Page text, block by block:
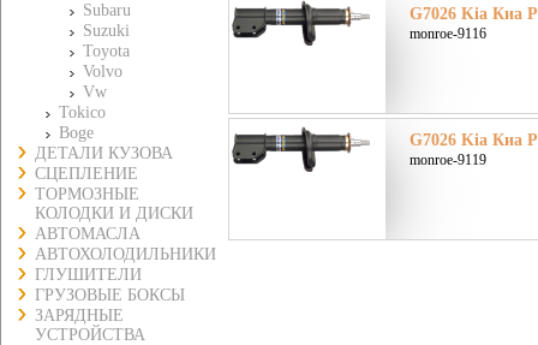
Subaru
Suzuki
Toyota
Volvo
Vw
Tokico
Boge
ДЕТАЛИ КУЗОВА
СЦЕПЛЕНИЕ
ТОРМОЗНЫЕ
КОЛОДКИ И ДИСКИ
АВТОМАСЛА
АВТОХОЛОДИЛЬНИКИ
ГЛУШИТЕЛИ
ГРУЗОВЫЕ БОКСЫ
ЗАРЯДНЫЕ
УСТРОЙСТВА
G7026 Kia Киа
monroe-9116
G7026 Kia Киа
monroe-9119